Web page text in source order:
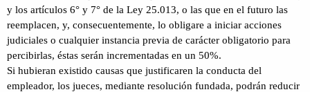
y los artículos 6° y 7° de la Ley 25.013, o las que en el futuro las
reemplacen, y, consecuentemente, lo obligare a iniciar acciones
judiciales o cualquier instancia previa de carácter obligatorio para
percibirlas, éstas serán incrementadas en un 50%.
Si hubieran existido causas que justificaren la conducta del
empleador, los jueces, mediante resolución fundada, podrán reducir